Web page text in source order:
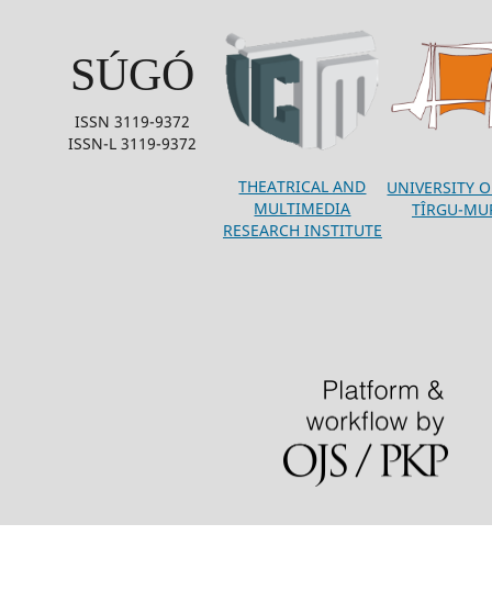
SÚGÓ
ISSN 3119-9372
ISSN-L 3119-9372
THEATRICAL AND
MULTIMEDIA
RESEARCH INSTITUTE
UNIVERSITY
TÎRGU-